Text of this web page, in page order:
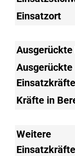
Einsatzort
Ausgerückte
Ausgerückte
Einsatzkräfte
Kräfte in
Weitere
Einsatzkräfte